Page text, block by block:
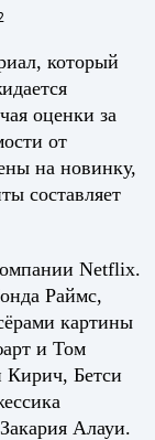
который
оценки за
от
на новинку,
составляет
Netflix.
Раймс,
картины
и Том
Кирич, Бетси
Алауи.